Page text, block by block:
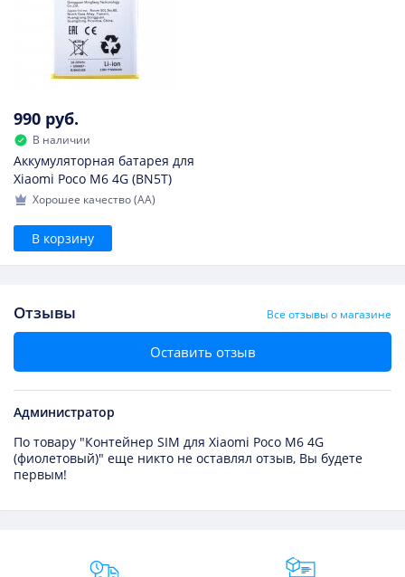
990 руб.
В наличии
Аккумуляторная батарея для
Xiaomi Poco M6 4G (BN5T)
Хорошее качество (AA)
В корзину
Отзывы Все отзывы о магазине
Оставить отзыв
Администратор
По товару "Контейнер SIM для Xiaomi Poco M6 4G
(фиолетовый)" еще никто не оставлял отзыв, Вы будете
первым!
Преимущества Fixmobile